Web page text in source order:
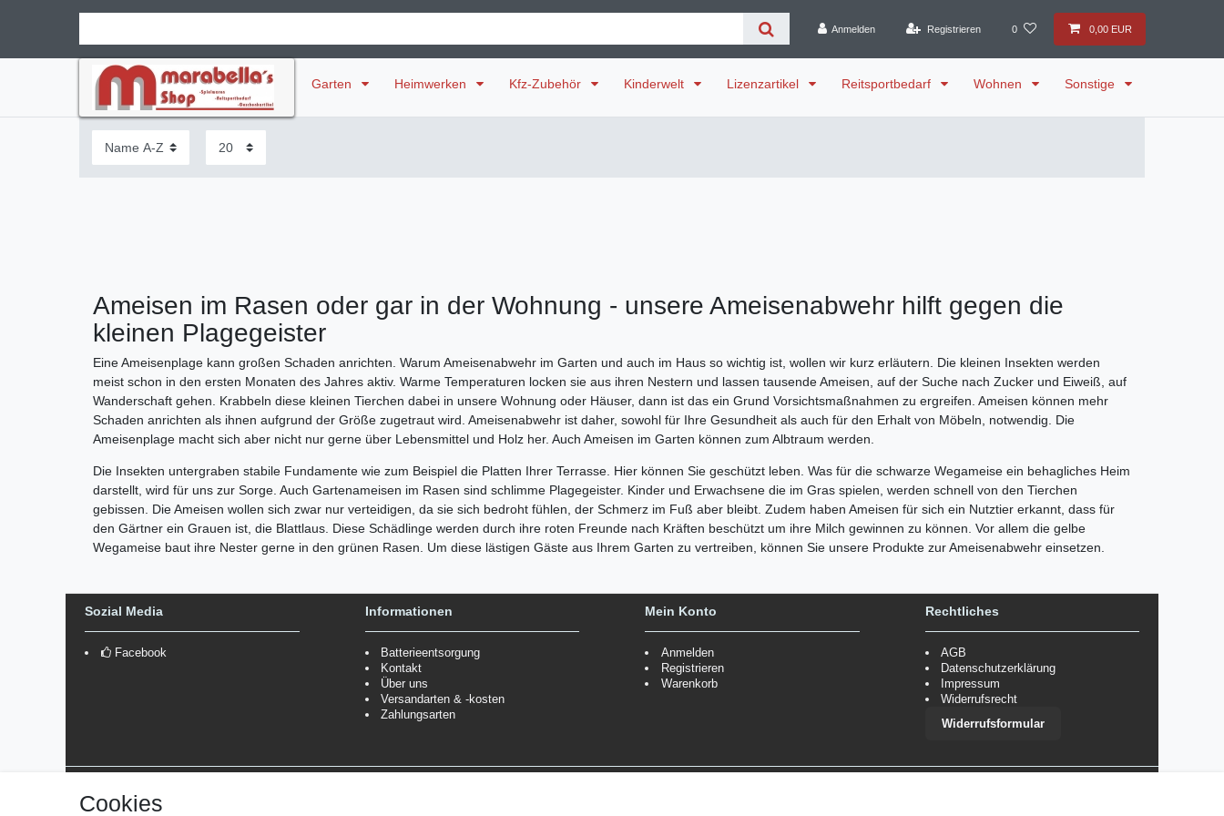
Anmelden Registrieren 0 0,00 EUR
Garten Heimwerken Kfz-Zubehör Kinderwelt Lizenzartikel Reitsportbedarf Wohnen Sonstige
Ameisen im Rasen oder gar in der Wohnung - unsere Ameisenabwehr hilft gegen die
kleinen Plagegeister
Eine Ameisenplage kann großen Schaden anrichten. Warum Ameisenabwehr im Garten und auch im Haus so wichtig ist, wollen wir kurz erläutern. Die kleinen Insekten werden
meist schon in den ersten Monaten des Jahres aktiv. Warme Temperaturen locken sie aus ihren Nestern und lassen tausende Ameisen, auf der Suche nach Zucker und Eiweiß, auf
Wanderschaft gehen. Krabbeln diese kleinen Tierchen dabei in unsere Wohnung oder Häuser, dann ist das ein Grund Vorsichtsmaßnahmen zu ergreifen. Ameisen können mehr
Schaden anrichten als ihnen aufgrund der Größe zugetraut wird. Ameisenabwehr ist daher, sowohl für Ihre Gesundheit als auch für den Erhalt von Möbeln, notwendig. Die
Ameisenplage macht sich aber nicht nur gerne über Lebensmittel und Holz her. Auch Ameisen im Garten können zum Albtraum werden.
Die Insekten untergraben stabile Fundamente wie zum Beispiel die Platten Ihrer Terrasse. Hier können Sie geschützt leben. Was für die schwarze Wegameise ein behagliches Heim
darstellt, wird für uns zur Sorge. Auch Gartenameisen im Rasen sind schlimme Plagegeister. Kinder und Erwachsene die im Gras spielen, werden schnell von den Tierchen
gebissen. Die Ameisen wollen sich zwar nur verteidigen, da sie sich bedroht fühlen, der Schmerz im Fuß aber bleibt. Zudem haben Ameisen für sich ein Nutztier erkannt, dass für
den Gärtner ein Grauen ist, die Blattlaus. Diese Schädlinge werden durch ihre roten Freunde nach Kräften beschützt um ihre Milch gewinnen zu können. Vor allem die gelbe
Wegameise baut ihre Nester gerne in den grünen Rasen. Um diese lästigen Gäste aus Ihrem Garten zu vertreiben, können Sie unsere Produkte zur Ameisenabwehr einsetzen.
Sozial Media
Facebook
Informationen
Batterieentsorgung
Kontakt
Über uns
Versandarten & -kosten
Zahlungsarten
Mein Konto
Anmelden
Registrieren
Warenkorb
Rechtliches
AGB
Datenschutzerklärung
Impressum
Widerrufsrecht
Widerrufsformular
*Lieferzeit: 1-3 Werktage / 4-5 Werktage - je nach Artikelgruppe.
Cookies